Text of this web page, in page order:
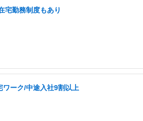
宅勤務制度もあり
ーク/中途入社9割以上